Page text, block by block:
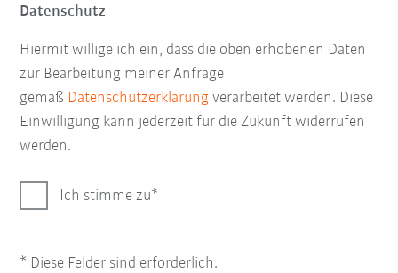
Datenschutz
Hiermit willige ich ein, dass die oben erhobenen Daten
zur Bearbeitung meiner Anfrage
gemäß Datenschutzerklärung verarbeitet werden. Diese
Einwilligung kann jederzeit für die Zukunft widerrufen
werden.
Ich stimme zu
* Diese Felder sind erforderlich.